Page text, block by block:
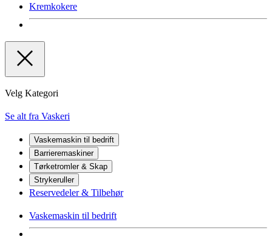
Kremkokere
Velg Kategori
Se alt fra Vaskeri
Vaskemaskin til bedrift
Barrieremaskiner
Tørketromler & Skap
Strykeruller
Reservedeler & Tilbehør
Vaskemaskin til bedrift